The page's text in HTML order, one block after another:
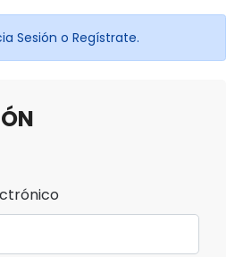
Sesión o Regístrate.